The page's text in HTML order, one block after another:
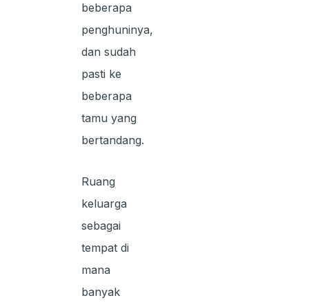
beberapa
penghuninya,
dan sudah
pasti ke
beberapa
tamu yang
bertandang.
Ruang
keluarga
sebagai
tempat di
mana
banyak